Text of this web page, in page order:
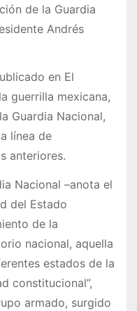
de la Guardia
Andrés
en El
guerrilla mexicana,
Guardia Nacional,
línea de
anteriores.
Nacional –anota el
del Estado
de la
nacional, aquella
estados de la
constitucional”,
armado, surgido